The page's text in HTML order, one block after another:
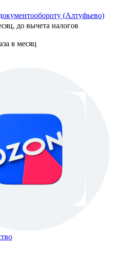
(Алтуфьево)
до вычета налогов
в месяц